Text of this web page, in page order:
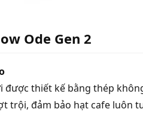
Ode Gen 2
được thiết kế bằng thép
trội, đảm bảo hạt cafe luôn